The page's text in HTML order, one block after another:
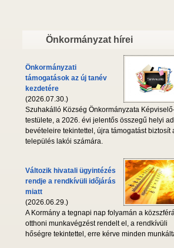
Önkormányzat hírei
Önkormányzati
támogatások az új tanév
kezdetére
(2026.07.30.)
Szuhakálló Község Önkormányzata
testülete, a 2026. évi jelentős összegű helyi
bevételeire tekintettel, újra támogatást biztosít
település lakói számára.
Változik hivatali ügyintézés
rendje a rendkívüli időjárás
miatt
(2026.06.29.)
A Kormány a tegnapi nap folyamán a
otthoni munkavégzést rendelt el, a rendkívüli
hőségre tekintettel, erre kérve minden